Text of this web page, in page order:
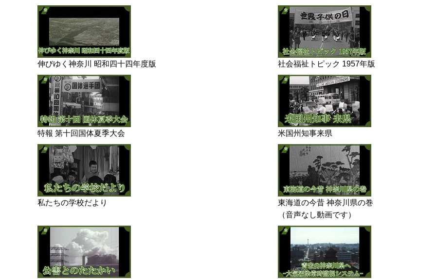
伸びゆく神奈川 昭和四十四年度版 社会福祉トピック 1957年版
特報 第十回国体夏季大会 米国州知事来県
私たちの学校だより
東海道の今昔 神奈川県の巻
（音声なし動画です）